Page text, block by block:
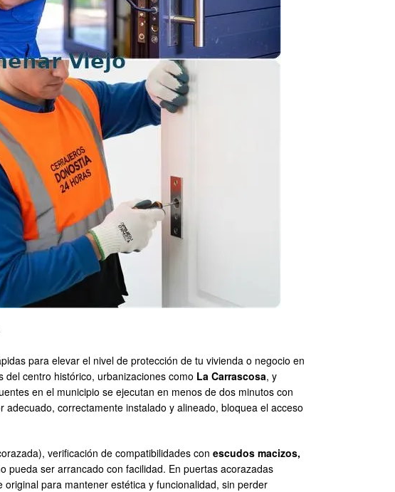
para elevar el nivel de protección de tu vivienda o negocio en
centro histórico, urbanizaciones como La Carrascosa, y
en el municipio se ejecutan en menos de dos minutos con
adecuado, correctamente instalado y alineado, bloquea el acceso
verificación de compatibilidades con escudos macizos,
pueda ser arrancado con facilidad. En puertas acorazadas
para mantener estética y funcionalidad, sin perder